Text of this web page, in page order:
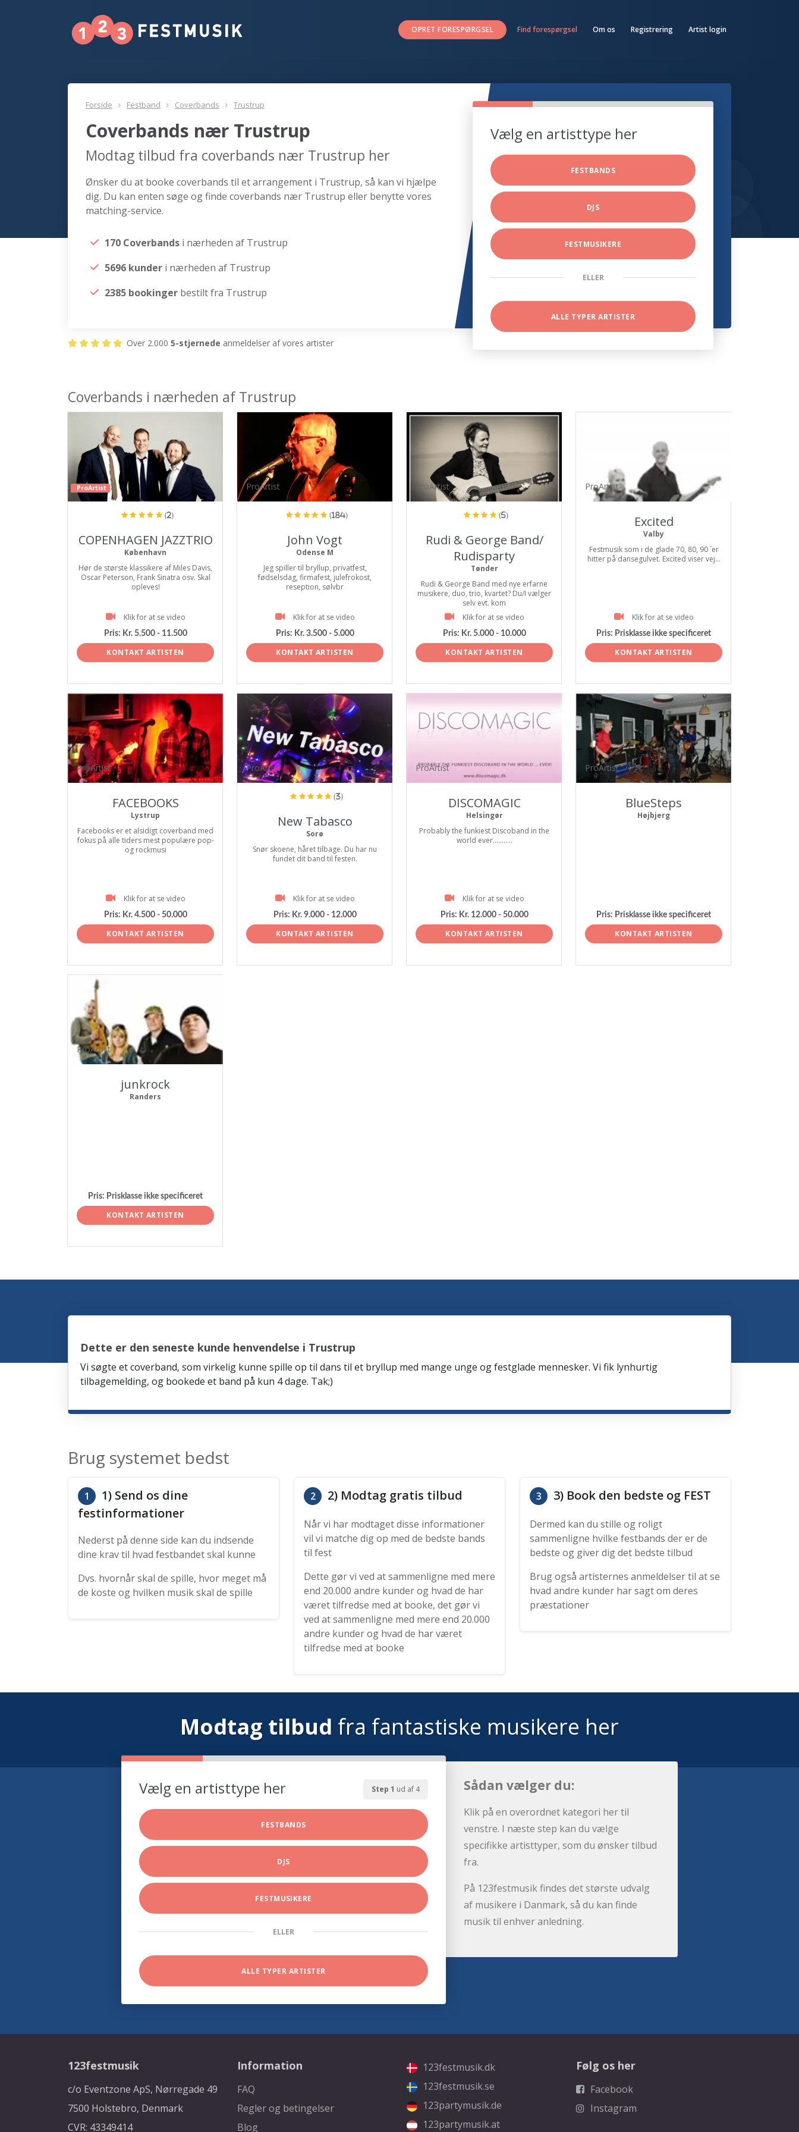
OPRET FORESPØRGSEL Find forespørgsel Om os Registrering Artist login
Forside Festband Coverbands Trustrup
Coverbands nær Trustrup
Modtag tilbud fra coverbands nær Trustrup her
Ønsker du at booke coverbands til et arrangement i Trustrup, så kan vi hjælpe
dig. Du kan enten søge og finde coverbands nær Trustrup eller benytte vores
matching-service.
170 Coverbands i nærheden af Trustrup
5696 kunder i nærheden af Trustrup
2385 bookinger bestilt fra Trustrup
Vælg en artisttype her
FESTBANDS
DJS
FESTMUSIKERE
ELLER
ALLE TYPER ARTISTER
Over 2.000 5-stjernede anmeldelser af vores artister
Coverbands i nærheden af Trustrup
ProArtist
(2)
COPENHAGEN JAZZTRIO
København
Hør de største klassikere af Miles Davis,
Oscar Peterson, Frank Sinatra osv. Skal
opleves!
Klik for at se video
Pris: Kr. 5.500 - 11.500
KONTAKT ARTISTEN
ProArtist
(184)
John Vogt
Odense M
Jeg spiller til bryllup, privatfest,
fødselsdag, firmafest, julefrokost,
reseption, sølvbr
Klik for at se video
Pris: Kr. 3.500 - 5.000
KONTAKT ARTISTEN
ProArtist
(5)
Rudi & George Band/
Rudisparty
Tønder
Rudi & George Band med nye erfarne
musikere, duo, trio, kvartet? Du/I vælger
selv evt. kom
Klik for at se video
Pris: Kr. 5.000 - 10.000
KONTAKT ARTISTEN
ProArtist
Excited
Valby
Festmusik som i de glade 70, 80, 90 ´er
hitter på dansegulvet. Excited viser vej...
Klik for at se video
Pris: Prisklasse ikke specificeret
KONTAKT ARTISTEN
ProArtist
FACEBOOKS
Lystrup
Facebooks er et alsidigt coverband med
fokus på alle tiders mest populære pop-
og rockmusi
Klik for at se video
Pris: Kr. 4.500 - 50.000
KONTAKT ARTISTEN
ProArtist
(3)
New Tabasco
Sorø
Snør skoene, håret tilbage. Du har nu
fundet dit band til festen.
Klik for at se video
Pris: Kr. 9.000 - 12.000
KONTAKT ARTISTEN
ProArtist
DISCOMAGIC
Helsingør
Probably the funkiest Discoband in the
world ever...........
Klik for at se video
Pris: Kr. 12.000 - 50.000
KONTAKT ARTISTEN
ProArtist
BlueSteps
Højbjerg
Pris: Prisklasse ikke specificeret
KONTAKT ARTISTEN
ProArtist
junkrock
Randers
Pris: Prisklasse ikke specificeret
KONTAKT ARTISTEN
Dette er den seneste kunde henvendelse i Trustrup
Vi søgte et coverband, som virkelig kunne spille op til dans til et bryllup med mange unge og festglade mennesker. Vi fik lynhurtig
tilbagemelding, og bookede et band på kun 4 dage. Tak;)
Brug systemet bedst
1
1) Send os dine
festinformationer
Nederst på denne side kan du indsende
dine krav til hvad festbandet skal kunne
Dvs. hvornår skal de spille, hvor meget må
de koste og hvilken musik skal de spille
2 2) Modtag gratis tilbud
Når vi har modtaget disse informationer
vil vi matche dig op med de bedste bands
til fest
Dette gør vi ved at sammenligne med mere
end 20.000 andre kunder og hvad de har
været tilfredse med at booke, det gør vi
ved at sammenligne med mere end 20.000
andre kunder og hvad de har været
tilfredse med at booke
3 3) Book den bedste og FEST
Dermed kan du stille og roligt
sammenligne hvilke festbands der er de
bedste og giver dig det bedste tilbud
Brug også artisternes anmeldelser til at se
hvad andre kunder har sagt om deres
præstationer
Modtag tilbud fra fantastiske musikere her
Step 1 ud af 4
Vælg en artisttype her
FESTBANDS
DJS
FESTMUSIKERE
ELLER
ALLE TYPER ARTISTER
Sådan vælger du:
Klik på en overordnet kategori her til
venstre. I næste step kan du vælge
specifikke artisttyper, som du ønsker tilbud
fra.
På 123festmusik findes det største udvalg
af musikere i Danmark, så du kan finde
musik til enhver anledning.
123festmusik
c/o Eventzone ApS, Nørregade 49
7500 Holstebro, Denmark
CVR: 43349414
Information
FAQ
Regler og betingelser
Blog
123festmusik.dk
123festmusik.se
123partymusik.de
123partymusik.at
Følg os her
Facebook
Instagram